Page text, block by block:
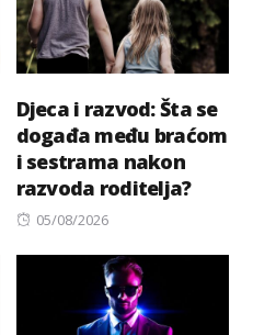
Djeca i razvod: Šta se
događa među braćom
i sestrama nakon
razvoda roditelja?
Posted
05/08/2026